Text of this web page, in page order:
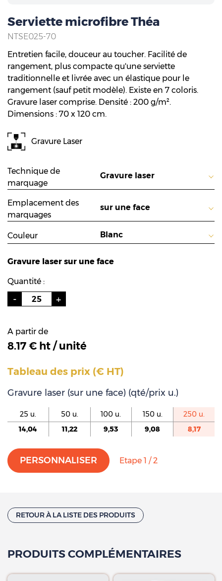
Serviette microfibre Théa
NTSE025-70
Entretien facile, douceur au toucher. Facilité de
rangement, plus compacte qu'une serviette
traditionnelle et livrée avec un élastique pour le
rangement (sauf petit modèle). Existe en 7 coloris.
Gravure laser comprise. Densité : 200 g/m².
Dimensions : 70 x 120 cm.
Gravure Laser
Technique de
marquage
Emplacement des
marquages
Couleur
Gravure laser sur une face
Quantité :
A partir de
8.17 € ht / unité
Tableau des prix (€ HT)
Gravure laser (sur une face) (qté/prix u.)
25 u. 50 u. 100 u. 150 u.
250 u.
14,04
11,22 9,53 9,08 8,17
PERSONNALISER Etape 1 / 2
RETOUR À LA LISTE DES PRODUITS
PRODUITS COMPLÉMENTAIRES